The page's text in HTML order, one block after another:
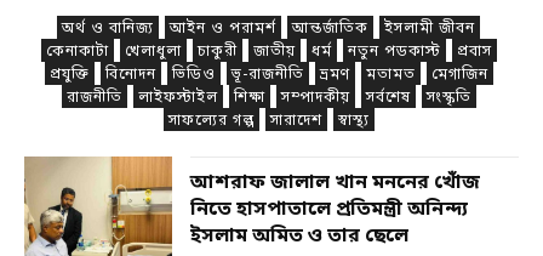
অর্থ ও বানিজ্য আইন ও পরামর্শ আন্তর্জাতিক
ইসলামী জীবন
কেনাকাটা
খেলাধুলা চাকুরী জাতীয় ধর্ম নতুন পডকাস্ট
প্রবাস
প্রযুক্তি
বিনোদন ভিডিও ভূ-রাজনীতি ভ্রমণ মতামত
মেগাজিন
রাজনীতি
লাইফস্টাইল শিক্ষা সম্পাদকীয় সর্বশেষ
সংস্কৃতি
সাফল্যের গল্প
সারাদেশ স্বাস্থ্য
আশরাফ জালাল খান মননের খোঁজ
নিতে হাসপাতালে প্রতিমন্ত্রী অনিন্দ্য
ইসলাম অমিত ও তার ছেলে